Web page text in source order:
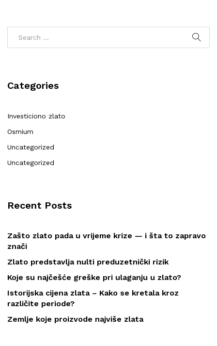
Categories
Investiciono zlato
Osmium
Uncategorized
Uncategorized
Recent Posts
Zašto zlato pada u vrijeme krize — i šta to zapravo
znači
Zlato predstavlja nulti preduzetnički rizik
Koje su najčešće greške pri ulaganju u zlato?
Istorijska cijena zlata – Kako se kretala kroz
različite periode?
Zemlje koje proizvode najviše zlata